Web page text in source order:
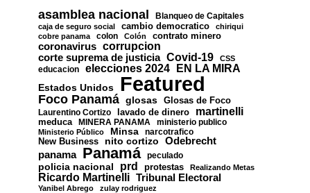
asamblea nacional Blanqueo de Capitales
caja de seguro social cambio democratico
chiriqui
cobre panama
colon Colón contrato minero
coronavirus corrupcion
corte suprema de justicia Covid-19 CSS
educacion elecciones 2024 EN LA MIRA
Estados Unidos Featured
Foco Panamá glosas Glosas de Foco
Laurentino Cortizo lavado de dinero martinelli
meduca MINERA PANAMA ministerio publico
Ministerio Público Minsa
narcotrafico
New Business
nito cortizo Odebrecht
panama Panamá peculado
policia nacional prd protestas Realizando Metas
Ricardo Martinelli Tribunal Electoral
Yanibel Abrego zulay rodriguez